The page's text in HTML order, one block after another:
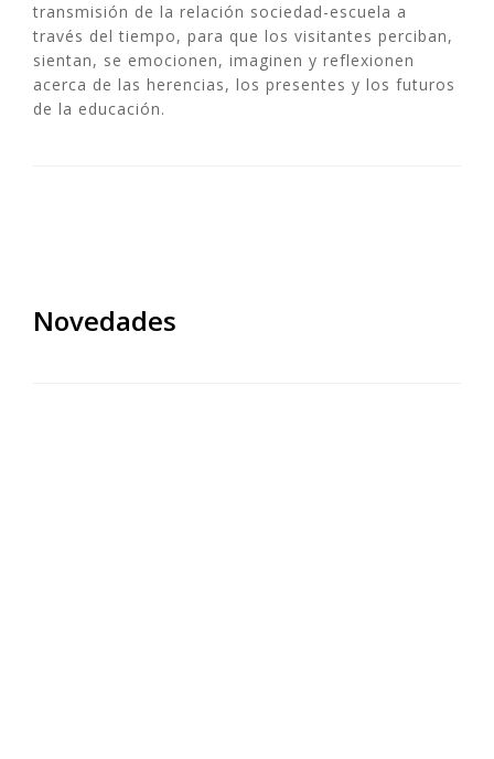
transmisión de la relación sociedad-escuela a
través del tiempo, para que los visitantes perciban,
sientan, se emocionen, imaginen y reflexionen
acerca de las herencias, los presentes y los futuros
de la educación.
Novedades